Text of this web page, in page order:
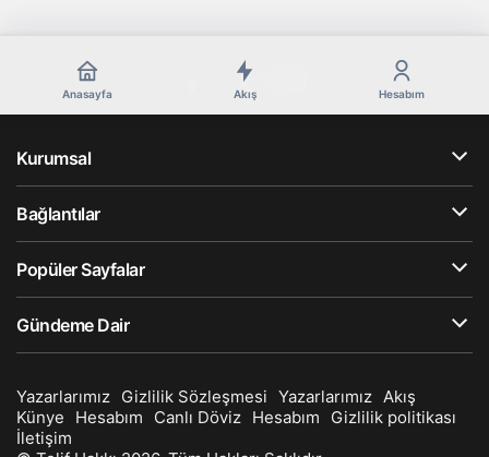
Anasayfa Akış Hesabım
Kurumsal
Bağlantılar
Popüler Sayfalar
Gündeme Dair
Yazarlarımız Gizlilik Sözleşmesi Yazarlarımız Akış
Künye
Hesabım Canlı Döviz Hesabım
Gizlilik politikası
İletişim